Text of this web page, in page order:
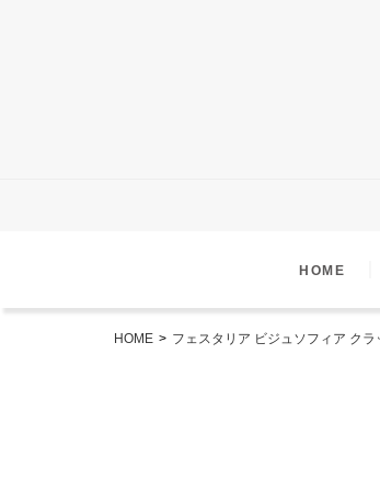
HOME
HOME > フェスタリア ビジュソフィア ク